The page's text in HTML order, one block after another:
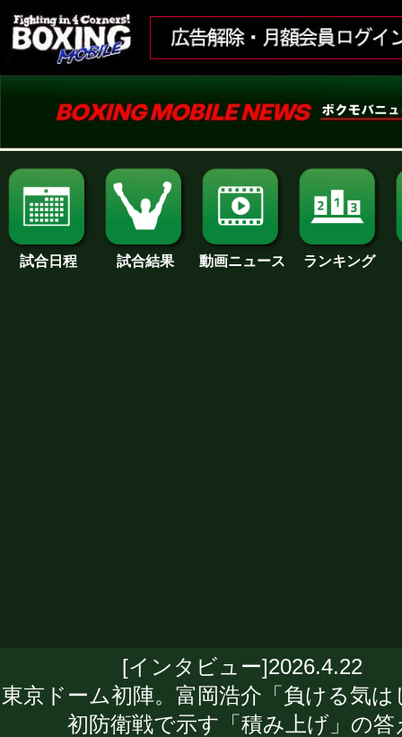
試合日程 試合結果 動画ニュース ランキング
[インタビュー]2026.4.22
東京ドーム初陣。富岡浩介「負ける気は
初防衛戦で示す「積み上げ」の答